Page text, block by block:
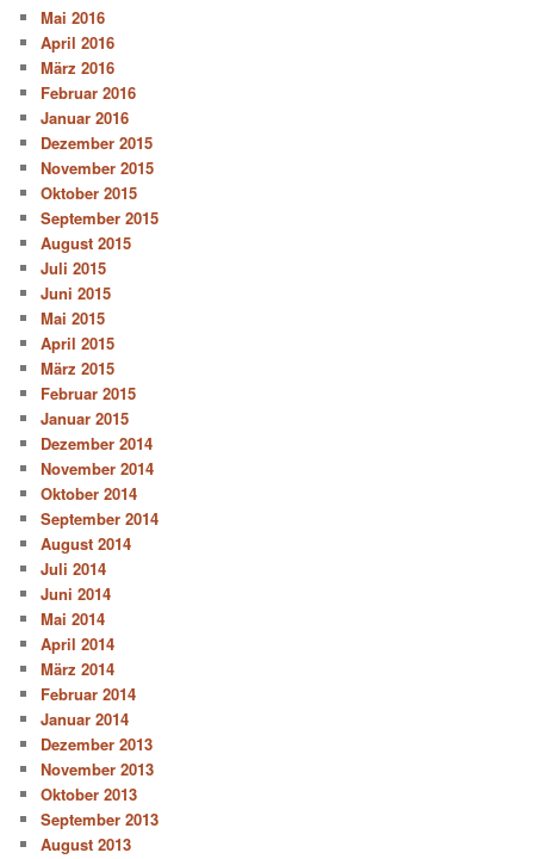
Mai 2016
April 2016
März 2016
Februar 2016
Januar 2016
Dezember 2015
November 2015
Oktober 2015
September 2015
August 2015
Juli 2015
Juni 2015
Mai 2015
April 2015
März 2015
Februar 2015
Januar 2015
Dezember 2014
November 2014
Oktober 2014
September 2014
August 2014
Juli 2014
Juni 2014
Mai 2014
April 2014
März 2014
Februar 2014
Januar 2014
Dezember 2013
November 2013
Oktober 2013
September 2013
August 2013